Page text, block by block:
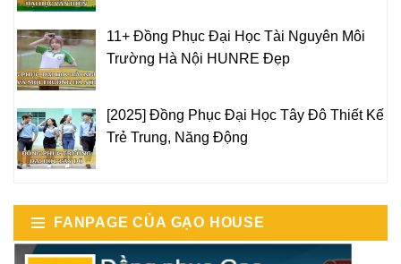
11+ Đồng Phục Đại Học Tài Nguyên Môi
Trường Hà Nội HUNRE Đẹp
[2025] Đồng Phục Đại Học Tây Đô Thiết Kế
Trẻ Trung, Năng Động
FANPAGE CỦA GẠO HOUSE